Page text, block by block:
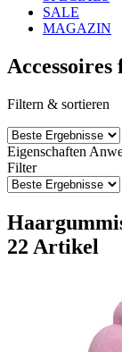
SALE
MAGAZIN
Filtern & sortieren
Eigenschaften
Filter
22 Artikel